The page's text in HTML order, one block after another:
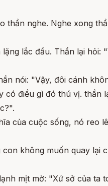
thần nghe. Nghe xong
lắc đầu. Thần lại
nói: "Vậy, đôi cánh
có điều gì đó thú vị.
của cuộc sống, nó reo
không muốn quay lại
mịt mờ: "Xứ sở của ta